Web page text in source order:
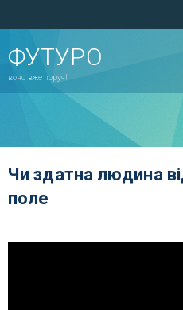
ФУТУРО
воно вже поруч!
Чи здатна людина
поле